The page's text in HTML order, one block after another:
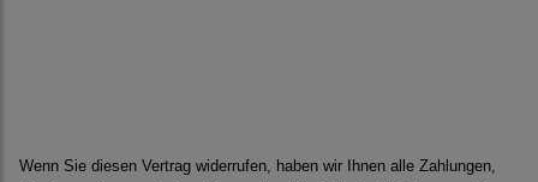
Wenn Sie diesen Vertrag widerrufen, haben wir Ihnen alle Zahlungen,